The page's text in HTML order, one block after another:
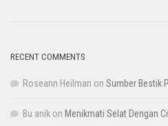
RECENT COMMENTS
Roseann Heilman on Sumber Bestik
Bu anik on Menikmati Selat Dengan